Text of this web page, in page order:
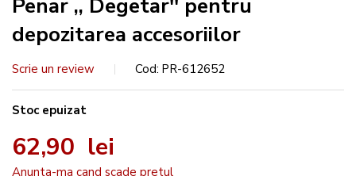
Penar ,, Degetar'' pentru
depozitarea accesoriilor
Scrie un review Cod PR-612652
Stoc epuizat
62,90 lei
Anunta-ma cand scade pretul